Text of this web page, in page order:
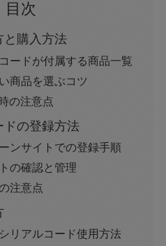
？引換時の注意点も解説
使用疑惑：事故と逮捕の真相を
検証
わかりやすく解説！
セージ」
dodaからのSMSは詐欺？原因
目次
と購入方法
ードが付属する商品一覧
商品を選ぶコツ
の注意点
ドの登録方法
ンサイトでの登録手順
の確認と管理
注意点
リアルコード使用方法